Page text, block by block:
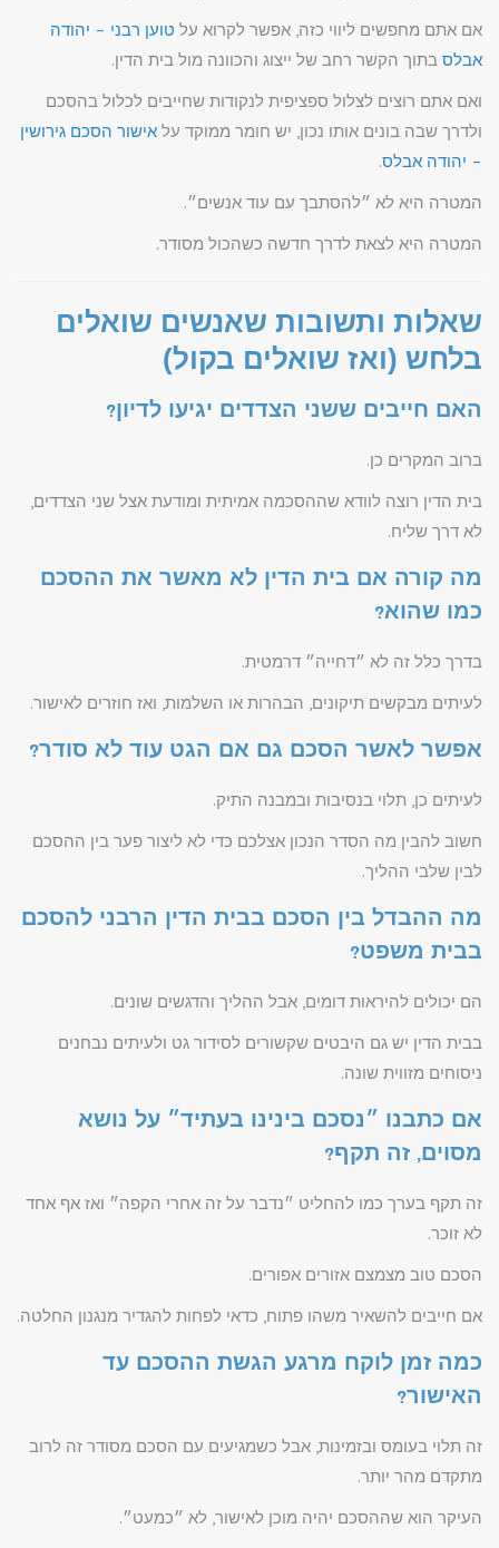
אם אתם מחפשים ליווי כזה, אפשר לקרוא על טוען רבני – יהודה
אבלס בתוך הקשר רחב של ייצוג והכוונה מול בית הדין.
ואם אתם רוצים לצלול ספציפית לנקודות שחייבים לכלול בהסכם
ולדרך שבה בונים אותו נכון, יש חומר ממוקד על אישור הסכם גירושין
– יהודה אבלס.
המטרה היא לא ״להסתבך עם עוד אנשים״.
המטרה היא לצאת לדרך חדשה כשהכול מסודר.
שאלות ותשובות שאנשים שואלים
בלחש (ואז שואלים בקול)
האם חייבים ששני הצדדים יגיעו לדיון?
ברוב המקרים כן.
בית הדין רוצה לוודא שההסכמה אמיתית ומודעת אצל שני הצדדים,
לא דרך שליח.
מה קורה אם בית הדין לא מאשר את ההסכם
כמו שהוא?
בדרך כלל זה לא ״דחייה״ דרמטית.
לעיתים מבקשים תיקונים, הבהרות או השלמות, ואז חוזרים לאישור.
אפשר לאשר הסכם גם אם הגט עוד לא סודר?
לעיתים כן, תלוי בנסיבות ובמבנה התיק.
חשוב להבין מה הסדר הנכון אצלכם כדי לא ליצור פער בין ההסכם
לבין שלבי ההליך.
מה ההבדל בין הסכם בבית הדין הרבני להסכם
בבית משפט?
הם יכולים להיראות דומים, אבל ההליך והדגשים שונים.
בבית הדין יש גם היבטים שקשורים לסידור גט ולעיתים נבחנים
ניסוחים מזווית שונה.
אם כתבנו ״נסכם בינינו בעתיד״ על נושא
מסוים, זה תקף?
זה תקף בערך כמו להחליט ״נדבר על זה אחרי הקפה״ ואז אף אחד
לא זוכר.
הסכם טוב מצמצם אזורים אפורים.
אם חייבים להשאיר משהו פתוח, כדאי לפחות להגדיר מנגנון החלטה.
כמה זמן לוקח מרגע הגשת ההסכם עד
האישור?
זה תלוי בעומס ובזמינות, אבל כשמגיעים עם הסכם מסודר זה לרוב
מתקדם מהר יותר.
העיקר הוא שההסכם יהיה מוכן לאישור, לא ״כמעט״.